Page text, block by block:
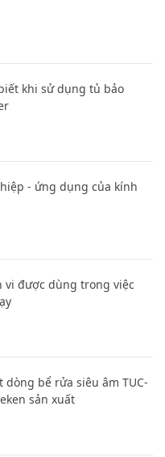
khi sử dụng tủ bảo
- ứng dụng của kính
vi được dùng trong việc
bể rửa siêu âm TUC-
sản xuất